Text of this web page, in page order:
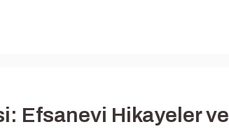
Efsanevi Hikayeler ve